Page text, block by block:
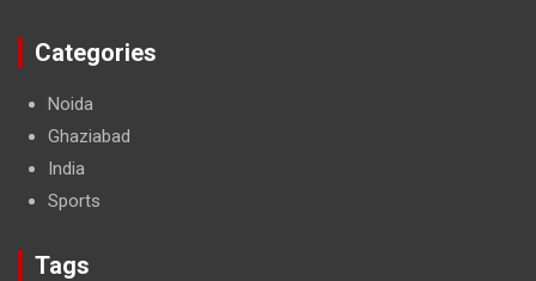
Categories
Noida
Ghaziabad
India
Sports
Tags